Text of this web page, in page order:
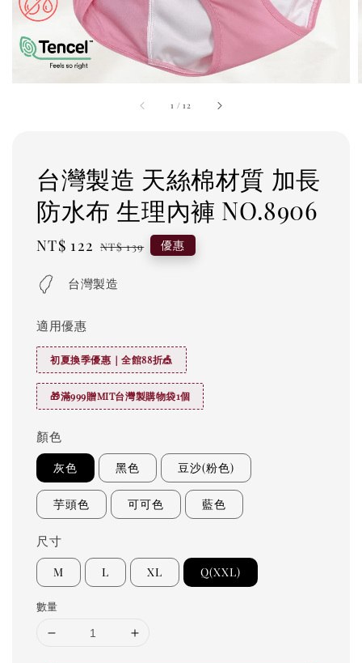
1 /12
台灣製造 天絲棉材質 加長
防水布 生理內褲 NO.8906
Sale
NT$ 122 Regular
NT$ 139 優惠
台灣製造
適用優惠
初夏換季優惠｜全館88折🎪
🎁滿999贈MIT台灣製購物袋1個
顏色
灰色 黑色 豆沙(粉色)
芋頭色 可可色 藍色
尺寸
M L XL Q(XXL)
數量